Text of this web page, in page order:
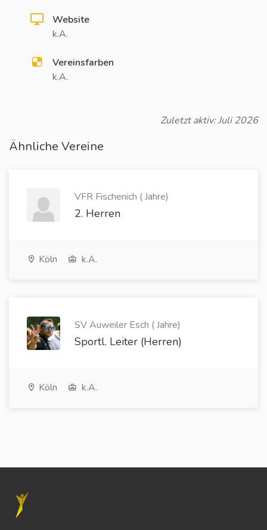
Website
k.A.
Vereinsfarben
k.A.
Zuletzt aktiv: Juli 2026
Ähnliche Vereine
VFR Fischenich ( Jahre)
2. Herren
Köln k.A.
SV Auweiler Esch ( Jahre)
Sportl. Leiter (Herren)
Köln k.A.